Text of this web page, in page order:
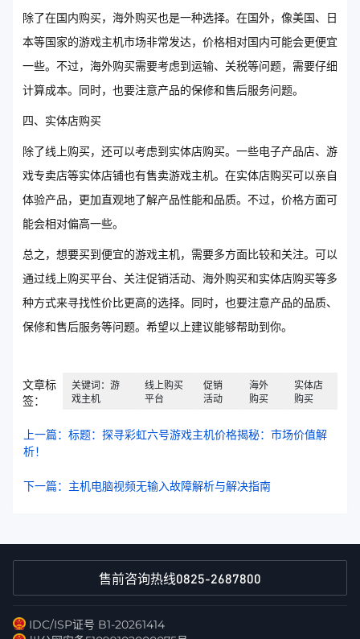
除了在国内购买，海外购买也是一种选择。在国外，像美国、日
本等国家的游戏主机市场非常发达，价格相对国内可能会更便宜
一些。不过，海外购买需要考虑到运输、关税等问题，需要仔细
计算成本。同时，也要注意产品的保修和售后服务问题。
四、实体店购买
除了线上购买，还可以考虑到实体店购买。一些电子产品店、游
戏专卖店等实体店铺也有售卖游戏主机。在实体店购买可以亲自
体验产品，更加直观地了解产品性能和品质。不过，价格方面可
能会相对偏高一些。
总之，想要买到便宜的游戏主机，需要多方面比较和关注。可以
通过线上购买平台、关注促销活动、海外购买和实体店购买等多
种方式来寻找性价比更高的选择。同时，也要注意产品的品质、
保修和售后服务等问题。希望以上建议能够帮助到你。
文章标
签：
关键词：游
戏主机
线上购买
平台
促销
活动
海外
购买
实体店
购买
上一篇：标题：探寻彩虹六号游戏主机价格揭秘：市场价值解
析！
下一篇：主机电脑视频无输入故障解析与解决指南
售前咨询热线0825-2687800
IDC/ISP证号 B1-20261414